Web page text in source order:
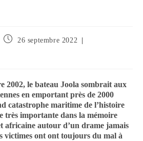
26 septembre 2022
2002, le bateau Joola sombrait aux
en emportant près de 2000
catastrophe maritime de l’histoire
très importante dans la mémoire
africaine autour d’un drame jamais
victimes ont ont toujours du mal à